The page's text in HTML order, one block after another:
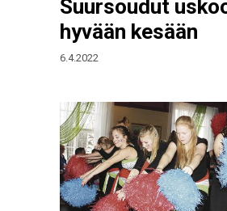
Suursoudut
hyvään kesään
6.4.2022